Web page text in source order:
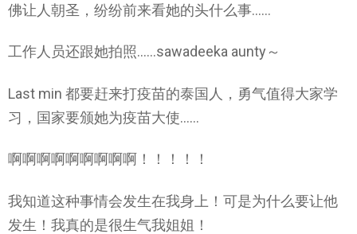
佛让人朝圣，纷纷前来看她的头什么事……
工作人员还跟她拍照……sawadeeka aunty～
Last min 都要赶来打疫苗的泰国人，勇气值得大家学
习，国家要颁她为疫苗大使……
啊啊啊啊啊啊啊啊啊！！！！！
我知道这种事情会发生在我身上！可是为什么要让他
发生！我真的是很生气我姐姐！